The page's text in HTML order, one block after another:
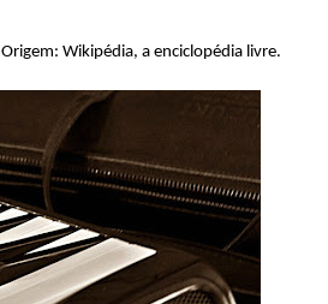
Origem: Wikipédia, a enciclopédia livre.